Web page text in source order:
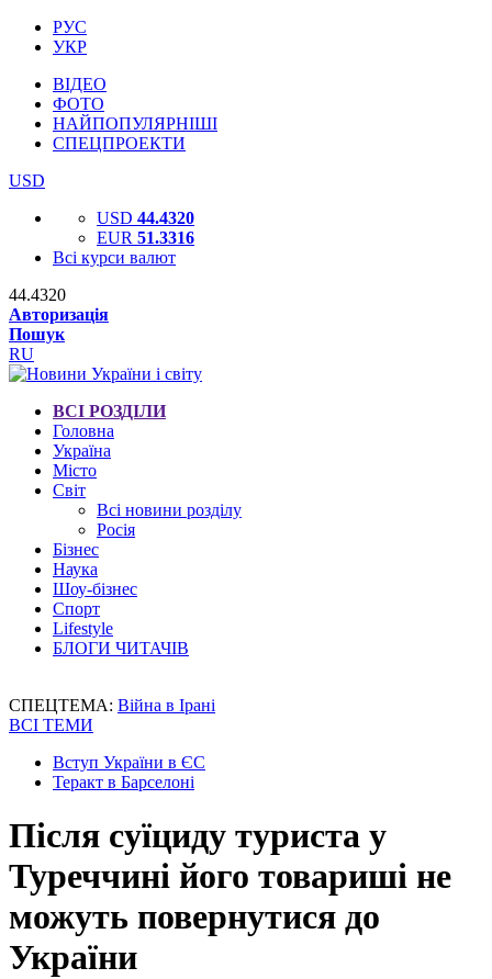
РУС
УКР
ВІДЕО
ФОТО
НАЙПОПУЛЯРНІШІ
СПЕЦПРОЕКТИ
USD
USD 44.4320
EUR 51.3316
Всі курси валют
44.4320
Авторизація
Пошук
RU
ВСІ РОЗДІЛИ
Головна
Україна
Місто
Світ
Всі новини розділу
Росія
Бізнес
Наука
Шоу-бізнес
Спорт
Lifestyle
БЛОГИ ЧИТАЧІВ
СПЕЦТЕМА: Війна в Ірані
ВСІ ТЕМИ
Вступ України в ЄС
Теракт в Барселоні
Після суїциду туриста у
Туреччині його товариші не
можуть повернутися до
України